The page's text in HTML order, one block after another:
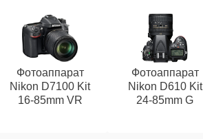
Фотоаппарат
Nikon D7100 Kit
16-85mm VR
Фотоаппарат
Nikon D610 Kit
24-85mm G